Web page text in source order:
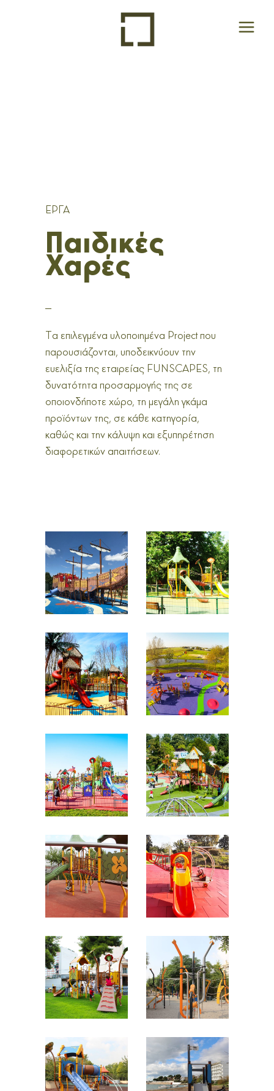
ΕΡΓΑ
Παιδικές
Χαρές
Τα επιλεγμένα υλοποιημένα Project που
παρουσιάζονται, υποδεικνύουν την
ευελιξία της εταιρείας FUNSCAPES, τη
δυνατότητα προσαρμογής της σε
οποιονδήποτε χώρο, τη μεγάλη γκάμα
προϊόντων της, σε κάθε κατηγορία,
καθώς και την κάλυψη και εξυπηρέτηση
διαφορετικών απαιτήσεων.
ΓΑΛΛΙΑ
ΠΑΙΔΙΚΕΣ
ΧΑΡΕΣ
ΓΑΛΛΙΑ
ΠΑΙΔΙΚΕΣ
ΧΑΡΕΣ
ΓΑΛΛΙΑ
ΠΑΙΔΙΚΕΣ
ΧΑΡΕΣ
ΓΑΛΛΙΑ
ΠΑΙΔΙΚΕΣ
ΧΑΡΕΣ
ΓΑΛΛΙΑ
ΠΑΙΔΙΚΕΣ
ΧΑΡΕΣ
ΓΑΛΛΙΑ
ΠΑΙΔΙΚΕΣ
ΧΑΡΕΣ
ΑΝΩ
ΛΙΟΣΙΑ
ΠΑΙΔΙΚΕΣ
ΧΑΡΕΣ
ΕΛΕΥΣΙΝΑ
ΠΑΙΔΙΚΕΣ
ΧΑΡΕΣ
ΗΛΙΟΥΠΟΛΗ
ΠΑΙΔΙΚΕΣ ΧΑΡΕΣ
ΚΑΛΛΙΘΕΑ
ΠΑΙΔΙΚΕΣ
ΧΑΡΕΣ
ΚΑΛΛΙΘΕΑ
ΠΑΙΔΙΚΕΣ
ΧΑΡΕΣ
ΕΡΕΤΡΙΑ
ΠΑΙΔΙΚΕΣ
ΧΑΡΕΣ